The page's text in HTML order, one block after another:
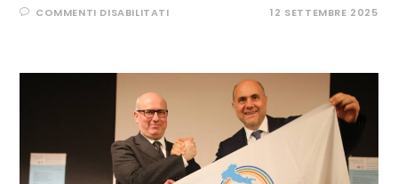
COMMENTI DISABILITATISU
D’ITALIA HANNO INCONTRATO
12 SETTEMBRE 2025